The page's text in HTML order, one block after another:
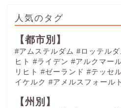
人気のタグ
【都市別】
#アムステルダム #ロッテルダ
ヒト #ライデン #アルクマー
リヒト #ゼーランド #テッセ
イケルク #アメルスフォールト
【州別】